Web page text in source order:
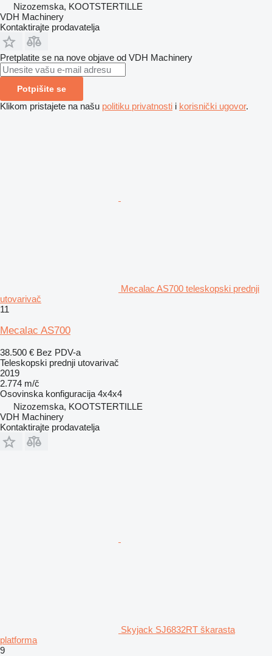
Nizozemska, KOOTSTERTILLE
VDH Machinery
Kontaktirajte prodavatelja
Pretplatite se na nove objave od VDH Machinery
Potpišite se
Klikom pristajete na našu politiku privatnosti i korisnički ugovor.
Mecalac AS700 teleskopski prednji
utovarivač
11
Mecalac AS700
38.500 € Bez PDV-a
Teleskopski prednji utovarivač
2019
2.774 m/č
Osovinska konfiguracija 4x4x4
Nizozemska, KOOTSTERTILLE
VDH Machinery
Kontaktirajte prodavatelja
Skyjack SJ6832RT škarasta
platforma
9